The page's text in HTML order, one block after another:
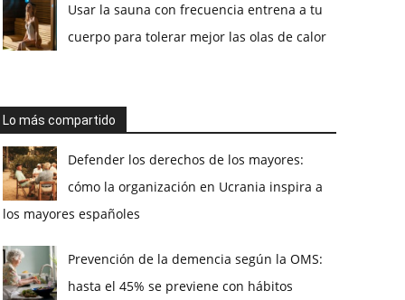
Usar la sauna con frecuencia entrena a tu
cuerpo para tolerar mejor las olas de calor
Lo más compartido
Defender los derechos de los mayores:
cómo la organización en Ucrania inspira a
los mayores españoles
Prevención de la demencia según la OMS:
hasta el 45% se previene con hábitos